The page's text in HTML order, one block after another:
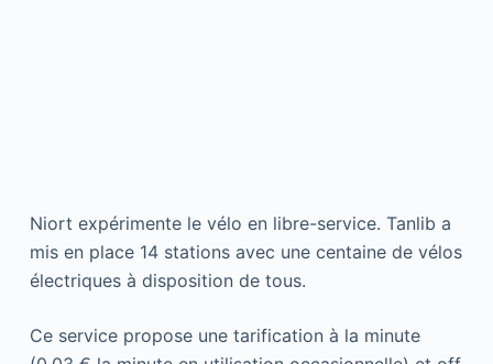
Niort expérimente le vélo en libre-service. Tanlib a
mis en place 14 stations avec une centaine de vélos
électriques à disposition de tous.
Ce service propose une tarification à la minute